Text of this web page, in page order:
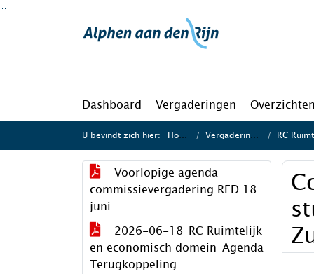
Ga naar de inhoud van deze pagina
Dashboard Vergaderingen Overzichten
U bevindt zich hier: Home Vergaderingen RC
Voorlopige agenda
commissievergadering RED 18
juni
2026-06-18_RC Ruimtelijk
en economisch domein_Agenda
Terugkoppeling